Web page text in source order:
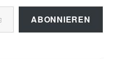
ABONNIEREN